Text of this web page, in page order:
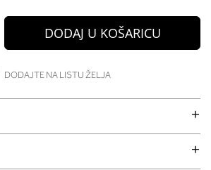
DODAJ U KOŠARICU
DODAJTE NA LISTU ŽELJA